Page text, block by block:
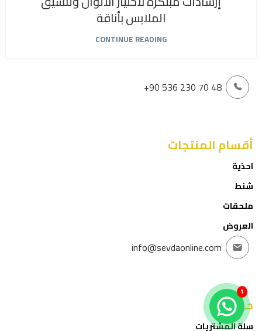
الملابس بأناقة
CONTINUE READING
+90 536 230 70 48
أقسام المنتجات
احذية
شنط
ملحقات
العروض
info@sevdaonline.com
حسابي
سلة المشتريات
1